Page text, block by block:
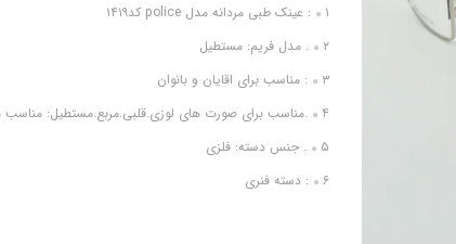
۱: عینک طبی مردانه مدل police کد۱۴۱۹
۲. مدل فریم: مستطیل
۳: مناسب برای اقایان و بانوان
۴.مناسب برای صورت های لوزی.قلبی.مربع.مستطیل: مناسب برای همه صورت ها
۵. جنس دسته: فلزی
۶: دسته فنری